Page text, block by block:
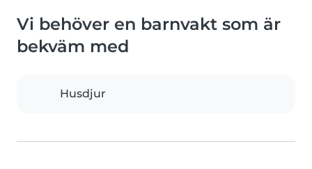
Vi behöver en barnvakt som är
bekväm med
Husdjur